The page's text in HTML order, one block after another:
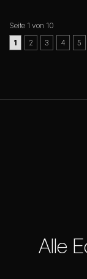
Seite 1 von 10
1
2 3 4 5
Alle